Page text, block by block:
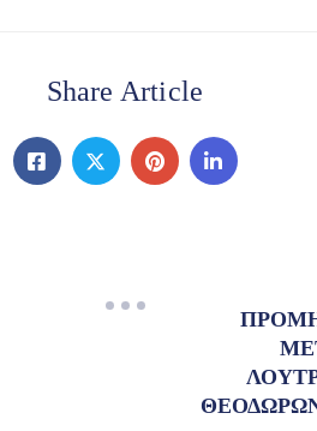
Share Article